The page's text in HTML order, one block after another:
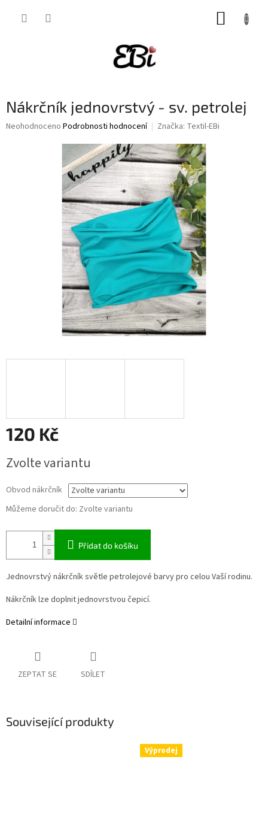
Nákrčník jednovrstvý - sv. petrolej
Průměrné
Neohodnoceno Podrobnosti hodnocení Značka: Textil-EBi
120 Kč
cena:
Zvolte variantu
Obvod nákrčník
Můžeme doručit do: Zvolte variantu
Přidat do košíku
Jednovrstvý nákrčník světle petrolejové barvy pro celou Vaší rodinu.
Nákrčník lze doplnit jednovrstvou čepicí.
Detailní informace
ZEPTAT SE SDÍLET
Související produkty
Výprodej